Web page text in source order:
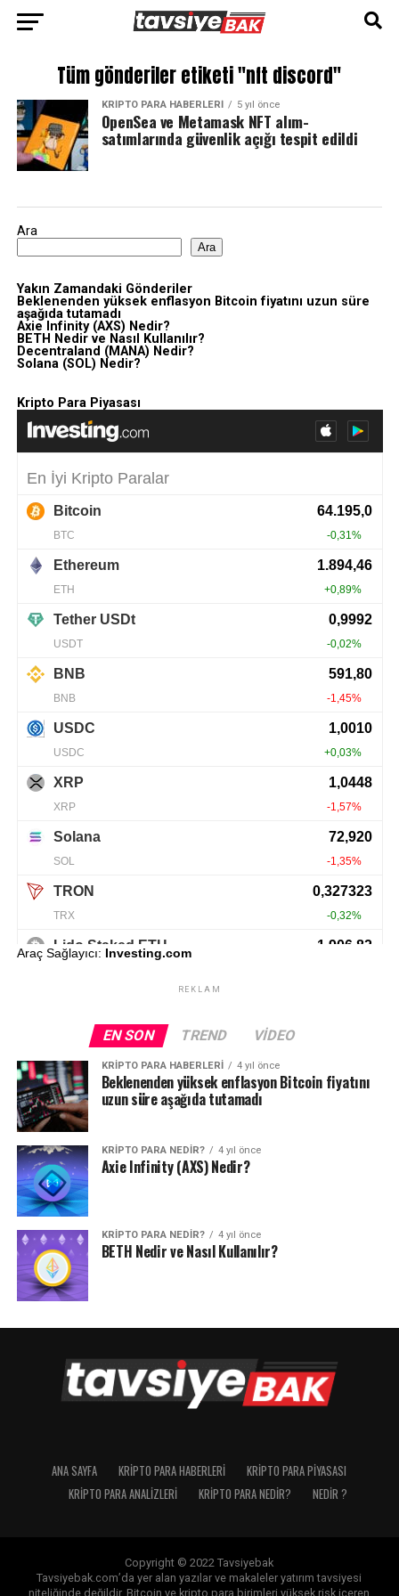
Tüm gönderiler etiketi "nft discord"
KRIPTO PARA HABERLERI 5 yıl önce
OpenSea ve Metamask NFT alım-
satımlarında güvenlik açığı tespit edildi
Ara
Ara
Yakın Zamandaki Gönderiler
Beklenenden yüksek enflasyon Bitcoin fiyatını uzun süre
aşağıda tutamadı
Axie Infinity (AXS) Nedir?
BETH Nedir ve Nasıl Kullanılır?
Decentraland (MANA) Nedir?
Solana (SOL) Nedir?
Kripto Para Piyasası
Araç Sağlayıcı: Investing.com
REKLAM
EN SON TREND VIDEO
KRIPTO PARA HABERLERI 4 yıl önce
Beklenenden yüksek enflasyon Bitcoin fiyatını
uzun süre aşağıda tutamadı
KRIPTO PARA NEDIR? 4 yıl önce
Axie Infinity (AXS) Nedir?
KRIPTO PARA NEDIR? 4 yıl önce
BETH Nedir ve Nasıl Kullanılır?
ANA SAYFA KRIPTO PARA HABERLERI
KRIPTO PARA PIYASASI
KRIPTO PARA ANALIZLERI
KRIPTO PARA NEDIR? NEDIR ?
Copyright © 2022 Tavsiyebak
Tavsiyebak.com’da yer alan yazılar ve makaleler yatırım tavsiyesi
niteliğinde değildir. Bitcoin ve kripto para birimleri yüksek risk içeren